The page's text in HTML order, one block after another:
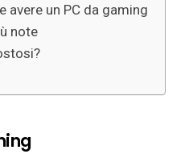
avere un PC da gaming
note